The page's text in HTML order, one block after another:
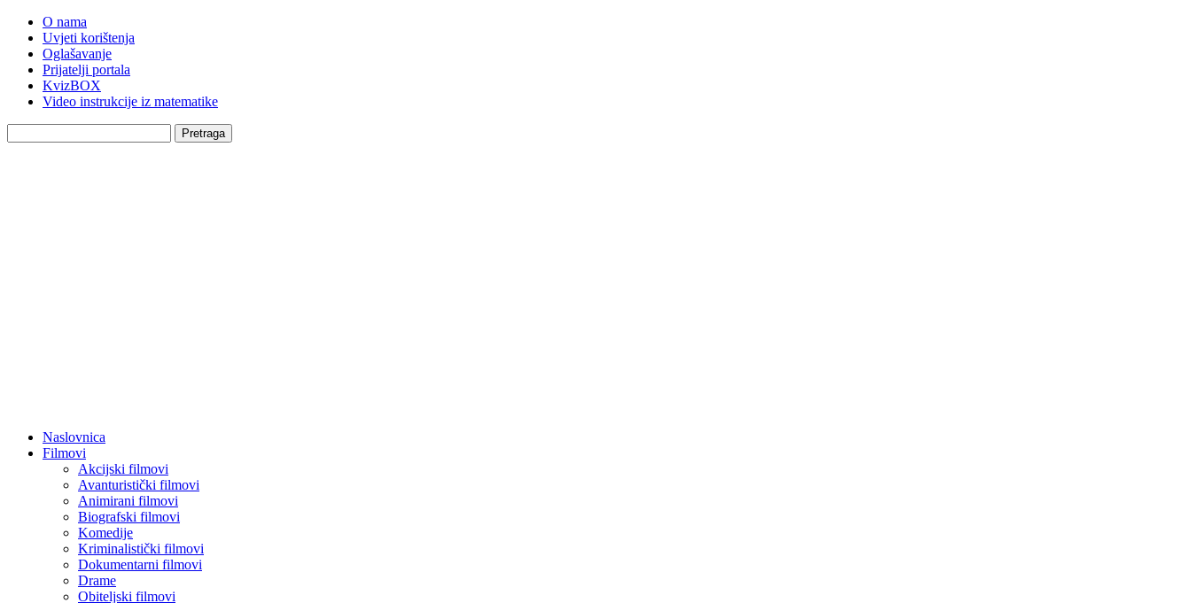
O nama
Uvjeti korištenja
Oglašavanje
Prijatelji portala
KvizBOX
Video instrukcije iz matematike
Pretraga
Naslovnica
Filmovi
Akcijski filmovi
Avanturistički filmovi
Animirani filmovi
Biografski filmovi
Komedije
Kriminalistički filmovi
Dokumentarni filmovi
Drame
Obiteljski filmovi